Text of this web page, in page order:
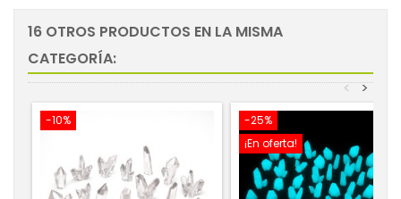
16 OTROS PRODUCTOS EN LA MISMA
CATEGORÍA:
>
<
-10%
-25%
¡En oferta!